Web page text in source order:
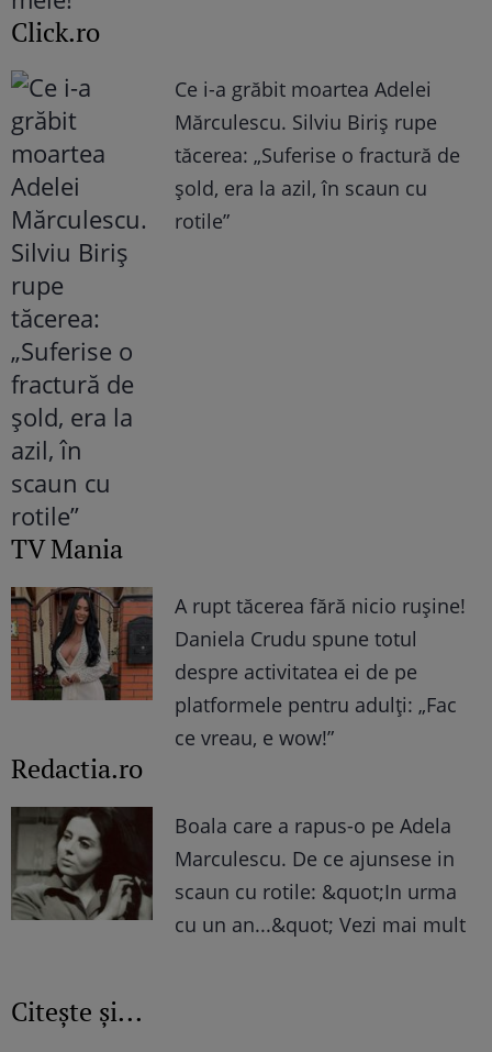
Click.ro
Ce i-a grăbit moartea Adelei
Mărculescu. Silviu Biriș rupe
tăcerea: „Suferise o fractură de
șold, era la azil, în scaun cu
rotile”
TV Mania
A rupt tăcerea fără nicio rușine!
Daniela Crudu spune totul
despre activitatea ei de pe
platformele pentru adulți: „Fac
ce vreau, e wow!”
Redactia.ro
Boala care a rapus-o pe Adela
Marculescu. De ce ajunsese in
scaun cu rotile: &quot;In urma
cu un an...&quot; Vezi mai mult
Citește și...